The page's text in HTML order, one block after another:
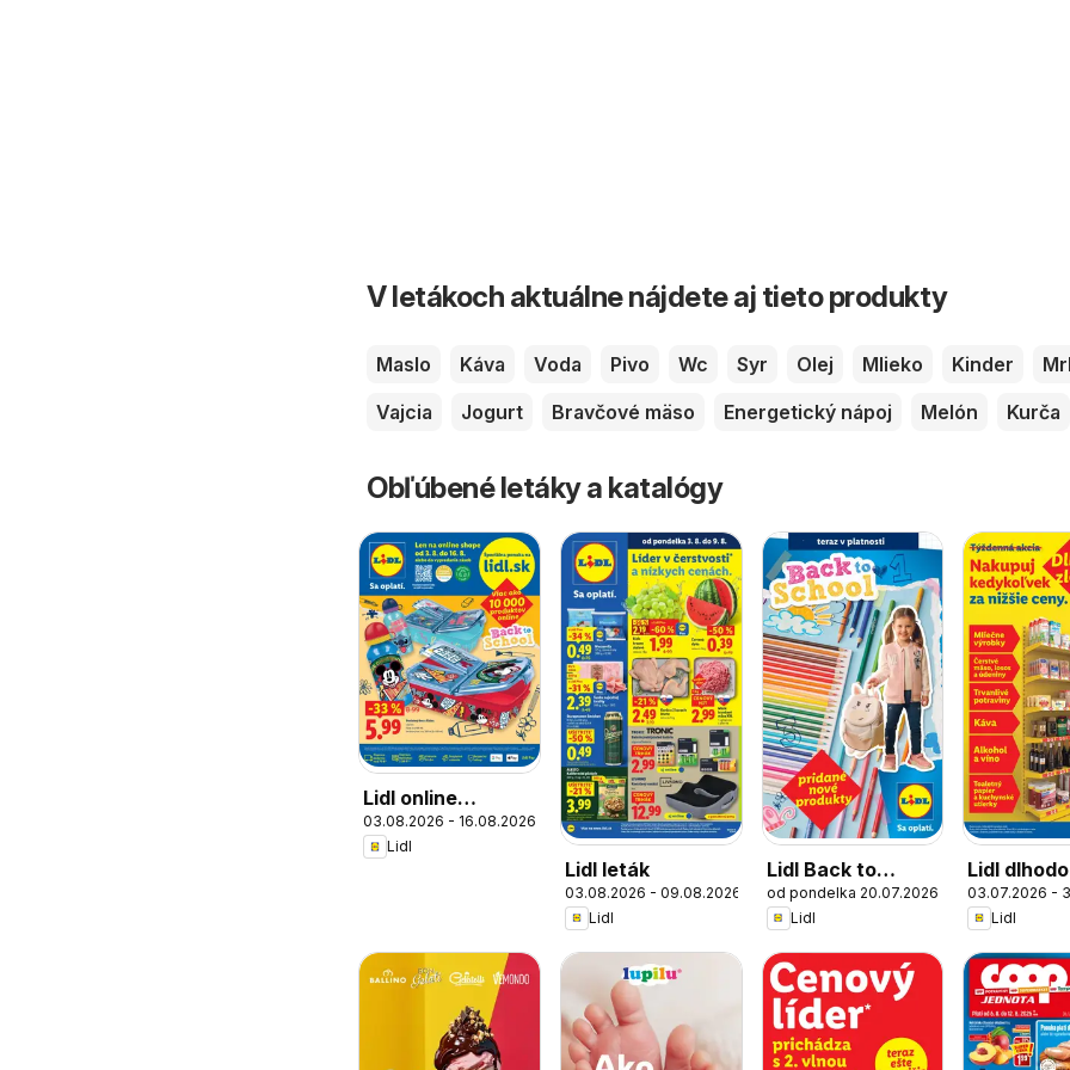
V letákoch aktuálne nájdete aj tieto produkty
Maslo Káva Voda Pivo Wc Syr Olej Mlieko Kinder
Vajcia
Jogurt Bravčové mäso Energetický nápoj Melón Kurča
Obľúbené letáky a katalógy
Lidl online
magazín
03.08.2026 - 16.08.2026
Lidl
Lidl leták
03.08.2026 - 09.08.2026
Lidl
Lidl Back to
school
od pondelka 20.07.2026
Lidl
Lidl
zlacnené
03.07.2026 -
Lidl